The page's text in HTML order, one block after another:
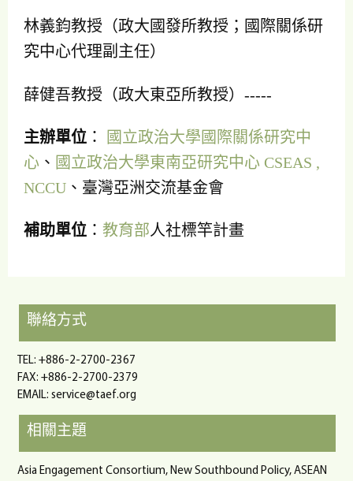
林義鈞教授（政大國發所教授；國際關係研
究中心代理副主任）
薛健吾教授（政大東亞所教授）-----
主辦單位 ：
國立政治大學國際關係研究中
心 、 國立政治大學東南亞研究中心 CSEAS ,
NCCU 、臺灣亞洲交流基金會
補助單位 ： 教育部人社標竿計畫
聯絡方式
TEL: +886-2-2700-2367
FAX: +886-2-2700-2379
EMAIL: service@taef.org
相關主題
Asia Engagement Consortium, New Southbound Policy, ASEAN